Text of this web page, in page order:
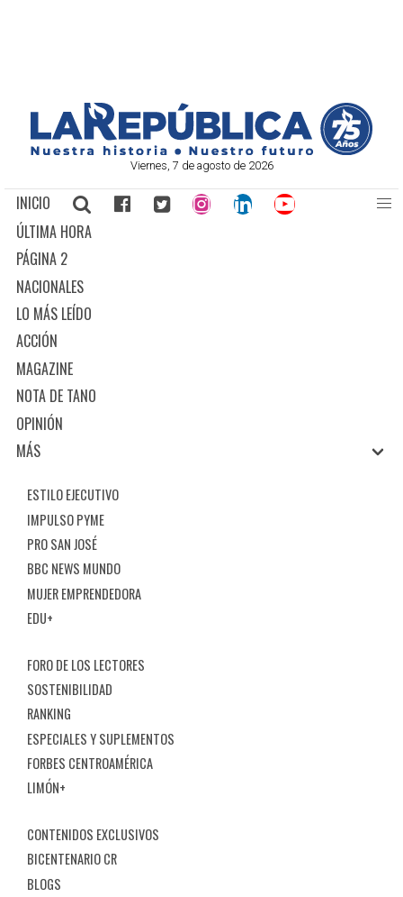
Viernes, 7 de agosto de 2026
INICIO
ÚLTIMA HORA
PÁGINA 2
NACIONALES
LO MÁS LEÍDO
ACCIÓN
MAGAZINE
NOTA DE TANO
OPINIÓN
MÁS
ESTILO EJECUTIVO
IMPULSO PYME
PRO SAN JOSÉ
BBC NEWS MUNDO
MUJER EMPRENDEDORA
EDU+
FORO DE LOS LECTORES
SOSTENIBILIDAD
RANKING
ESPECIALES Y SUPLEMENTOS
FORBES CENTROAMÉRICA
LIMÓN+
CONTENIDOS EXCLUSIVOS
BICENTENARIO CR
BLOGS